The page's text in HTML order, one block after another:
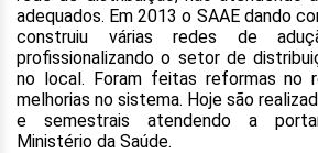
adequados. Em 2013 o SAAE dando
construiu várias redes de
profissionalizando o setor de
no local. Foram feitas reformas no
melhorias no sistema. Hoje são
e semestrais atendendo a
Ministério da Saúde.